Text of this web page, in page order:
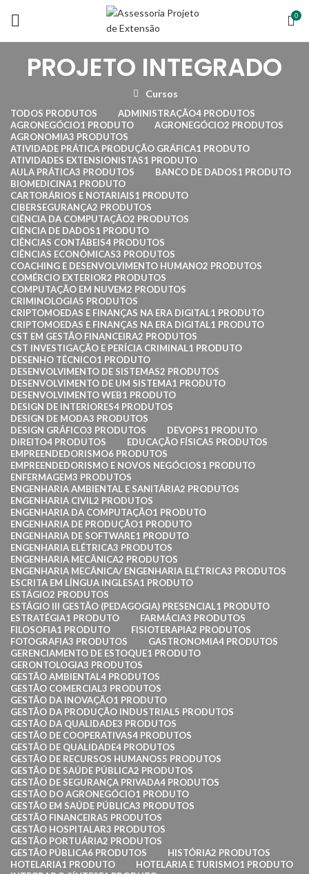
0
PROJETO INTEGRADO
Cursos
TODOS PRODUTOS ADMINISTRAÇÃO4 PRODUTOS
AGRONEGÓCIO1 PRODUTO AGRONEGÓCIO2 PRODUTOS
AGRONOMIA3 PRODUTOS
ATIVIDADE PRÁTICA PRODUÇÃO GRÁFICA1 PRODUTO
ATIVIDADES EXTENSIONISTAS1 PRODUTO
AULA PRÁTICA3 PRODUTOS BANCO DE DADOS1 PRODUTO
BIOMEDICINA1 PRODUTO
CARTORÁRIOS E NOTARIAIS1 PRODUTO
CIBERSEGURANÇA2 PRODUTOS
CIÊNCIA DA COMPUTAÇÃO2 PRODUTOS
CIÊNCIA DE DADOS1 PRODUTO
CIÊNCIAS CONTÁBEIS4 PRODUTOS
CIÊNCIAS ECONÔMICAS3 PRODUTOS
COACHING E DESENVOLVIMENTO HUMANO2 PRODUTOS
COMÉRCIO EXTERIOR2 PRODUTOS
COMPUTAÇÃO EM NUVEM2 PRODUTOS
CRIMINOLOGIA5 PRODUTOS
CRIPTOMOEDAS E FINANÇAS NA ERA DIGITAL1 PRODUTO
CRIPTOMOEDAS E FINANÇAS NA ERA DIGITAL1 PRODUTO
CST EM GESTÃO FINANCEIRA2 PRODUTOS
CST INVESTIGAÇÃO E PERÍCIA CRIMINAL1 PRODUTO
DESENHO TÉCNICO1 PRODUTO
DESENVOLVIMENTO DE SISTEMAS2 PRODUTOS
DESENVOLVIMENTO DE UM SISTEMA1 PRODUTO
DESENVOLVIMENTO WEB1 PRODUTO
DESIGN DE INTERIORES4 PRODUTOS
DESIGN DE MODA3 PRODUTOS
DESIGN GRÁFICO3 PRODUTOS DEVOPS1 PRODUTO
DIREITO4 PRODUTOS EDUCAÇÃO FÍSICA5 PRODUTOS
EMPREENDEDORISMO6 PRODUTOS
EMPREENDEDORISMO E NOVOS NEGÓCIOS1 PRODUTO
ENFERMAGEM3 PRODUTOS
ENGENHARIA AMBIENTAL E SANITÁRIA2 PRODUTOS
ENGENHARIA CIVIL2 PRODUTOS
ENGENHARIA DA COMPUTAÇÃO1 PRODUTO
ENGENHARIA DE PRODUÇÃO1 PRODUTO
ENGENHARIA DE SOFTWARE1 PRODUTO
ENGENHARIA ELÉTRICA3 PRODUTOS
ENGENHARIA MECÂNICA2 PRODUTOS
ENGENHARIA MECÂNICA/ ENGENHARIA ELÉTRICA3 PRODUTOS
ESCRITA EM LÍNGUA INGLESA1 PRODUTO
ESTÁGIO2 PRODUTOS
ESTÁGIO III GESTÃO (PEDAGOGIA) PRESENCIAL1 PRODUTO
ESTRATÉGIA1 PRODUTO FARMÁCIA3 PRODUTOS
FILOSOFIA1 PRODUTO FISIOTERAPIA2 PRODUTOS
FOTOGRAFIA3 PRODUTOS GASTRONOMIA4 PRODUTOS
GERENCIAMENTO DE ESTOQUE1 PRODUTO
GERONTOLOGIA3 PRODUTOS
GESTÃO AMBIENTAL4 PRODUTOS
GESTÃO COMERCIAL3 PRODUTOS
GESTÃO DA INOVAÇÃO1 PRODUTO
GESTÃO DA PRODUÇÃO INDUSTRIAL5 PRODUTOS
GESTÃO DA QUALIDADE3 PRODUTOS
GESTÃO DE COOPERATIVAS4 PRODUTOS
GESTÃO DE QUALIDADE4 PRODUTOS
GESTÃO DE RECURSOS HUMANOS5 PRODUTOS
GESTÃO DE SAÚDE PÚBLICA2 PRODUTOS
GESTÃO DE SEGURANÇA PRIVADA4 PRODUTOS
GESTÃO DO AGRONEGÓCIO1 PRODUTO
GESTÃO EM SAÚDE PÚBLICA3 PRODUTOS
GESTÃO FINANCEIRA5 PRODUTOS
GESTÃO HOSPITALAR3 PRODUTOS
GESTÃO PORTUÁRIA2 PRODUTOS
GESTÃO PÚBLICA6 PRODUTOS HISTÓRIA2 PRODUTOS
HOTELARIA1 PRODUTO HOTELARIA E TURISMO1 PRODUTO